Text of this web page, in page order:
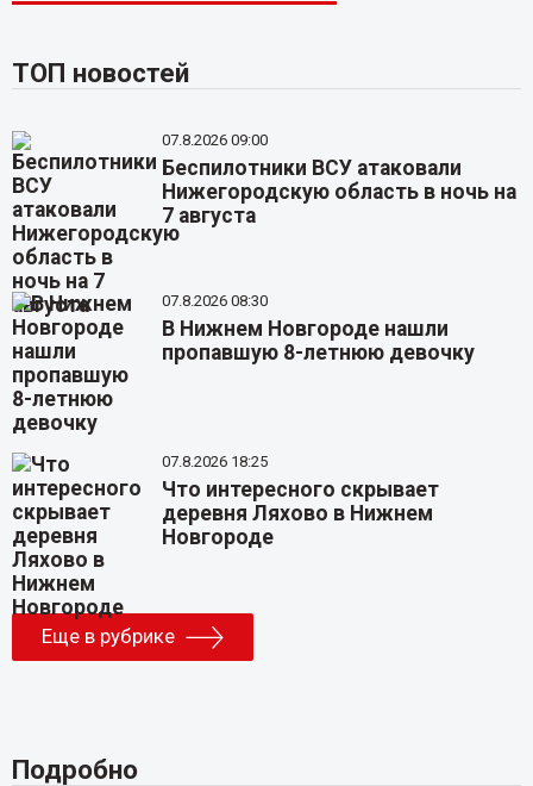
ТОП новостей
07.8.2026 09:00
Беспилотники ВСУ атаковали
Нижегородскую область в ночь на
7 августа
07.8.2026 08:30
В Нижнем Новгороде нашли
пропавшую 8-летнюю девочку
07.8.2026 18:25
Что интересного скрывает
деревня Ляхово в Нижнем
Новгороде
Еще в рубрике
Подробно